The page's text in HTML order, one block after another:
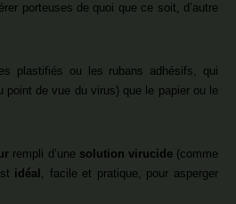
porteuses de quoi que ce soit, d’autre
plastifiés ou les rubans adhésifs, qui
point de vue du virus) que le papier ou le
rempli d’une solution virucide(comme
idéal
, facile et pratique, pour asperger